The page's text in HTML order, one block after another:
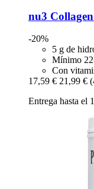
nu3
-20%
5 g de
Mínimo
Con
17,59 € 21,99 €
Entrega hasta el